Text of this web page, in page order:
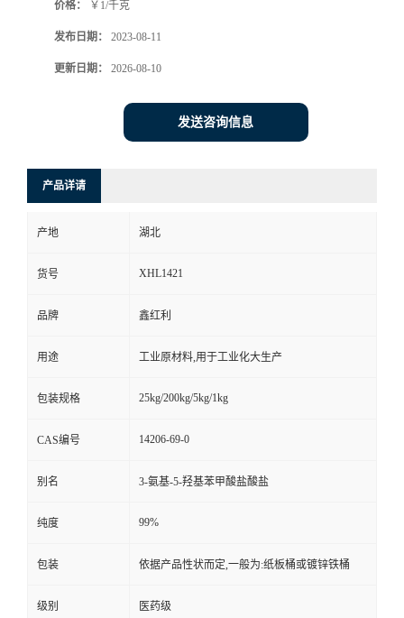
价格： ￥1/千克
发布日期： 2023-08-11
更新日期： 2026-08-10
发送咨询信息
产品详请
产地 湖北
货号 XHL1421
品牌 鑫红利
用途 工业原材料,用于工业化大生产
包装规格 25kg/200kg/5kg/1kg
CAS编号 14206-69-0
别名 3-氨基-5-羟基苯甲酸盐酸盐
纯度 99%
包装 依据产品性状而定,一般为:纸板桶或镀锌铁桶
级别 医药级